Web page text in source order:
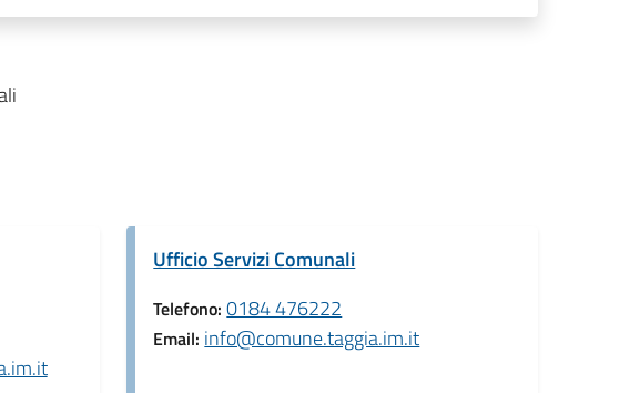
Ufficio Servizi Comunali
Telefono:0184 476222
Email: info@comune.taggia.im.it